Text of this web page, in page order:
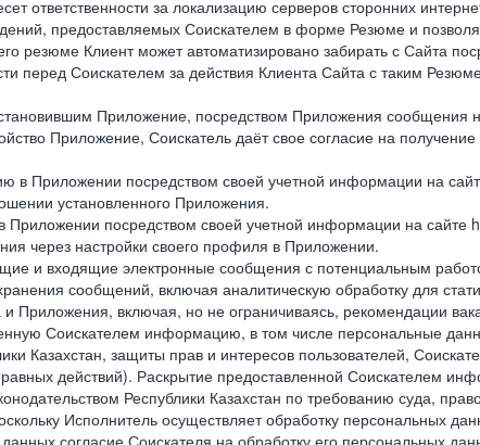
ответственности за локализацию серверов сторонних
предоставляемых Соискателем в форме Резюме и
резюме Клиент может автоматизировано забирать с Сайта
перед Соискателем за действия Клиента Сайта с таким
Приложение, посредством Приложения сообщения
Приложение, Соискатель даёт свое согласие на
в Приложении посредством своей учетной информации на
установленного Приложения.
Приложении посредством своей учетной информации на сайте
через настройки своего профиля в Приложении.
и входящие электронные сообщения с потенциальным
сообщений, включая аналитическую обработку для
включая, но не ограничиваясь, рекомендации
Соискателем информацию, в том числе персональные
Казахстан, защиты прав и интересов пользователей,
действий). Раскрытие предоставленной Соискателем
Республики Казахстан по требованию суда,
Исполнитель осуществляет обработку персональных
согласие Соискателя на обработку его персональных